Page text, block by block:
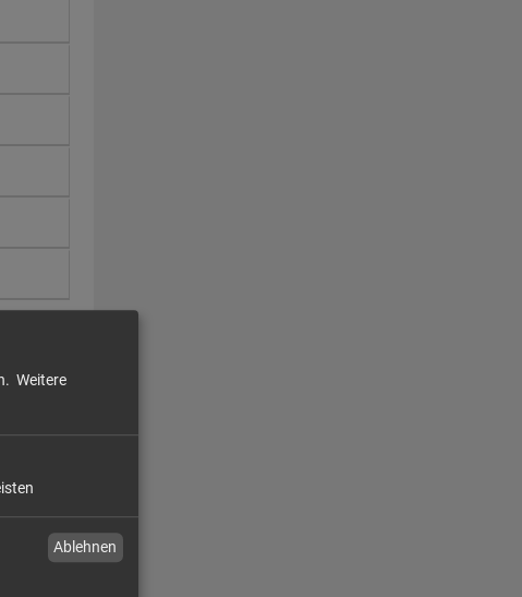
Weitere
Ablehnen